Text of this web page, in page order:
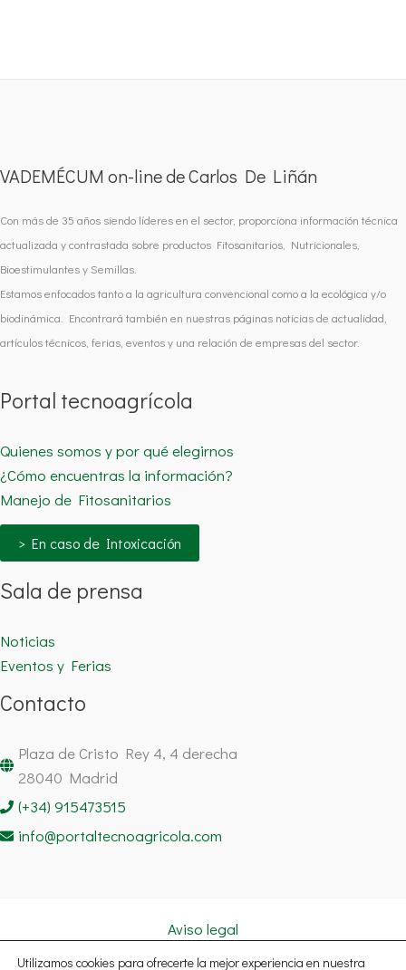
VADEMÉCUM on-line de Carlos De Liñán
Con más de 35 años siendo líderes en el sector, proporciona información técnica
actualizada y contrastada sobre productos Fitosanitarios, Nutricionales,
Bioestimulantes y Semillas.
Estamos enfocados tanto a la agricultura convencional como a la ecológica y/o
biodinámica. Encontrará también en nuestras páginas noticias de actualidad,
artículos técnicos, ferias, eventos y una relación de empresas del sector.
Portal tecnoagrícola
Quienes somos y por qué elegirnos
¿Cómo encuentras la información?
Manejo de Fitosanitarios
> En caso de Intoxicación
Sala de prensa
Noticias
Eventos y Ferias
Contacto
Plaza de Cristo Rey 4, 4 derecha
28040 Madrid
(+34) 915473515
info@portaltecnoagricola.com
Aviso legal
Política de cookies
Utilizamos cookies para ofrecerte la mejor experiencia en nuestra